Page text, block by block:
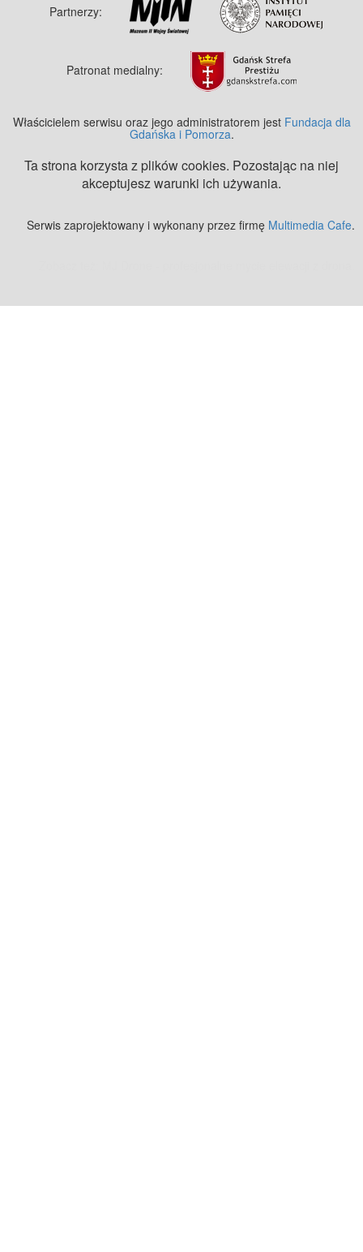
Partnerzy:
Patronat medialny:
Właścicielem serwisu oraz jego administratorem jest Fundacja dla
Gdańska i Pomorza.
Ta strona korzysta z plików cookies. Pozostając na niej
akceptujesz warunki ich używania.
Serwis zaprojektowany i wykonany przez firmę Multimedia Cafe.